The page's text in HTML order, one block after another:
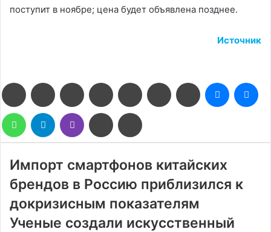
поступит в ноябре; цена будет объявлена позднее.
Источник
FacebookTwitter LinkedIn Pinterest Reddit ВконтактеОдноклассники
Messenger
WhatsAppTelegram Viber
Поделиться
через
электронную
Импорт смартфонов китайских
брендов в Россию приблизился к
докризисным показателям
Ученые создали искусственный